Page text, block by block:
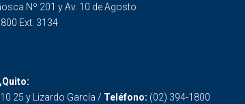
Nº 201 y Av. 10 de Agosto
Ext. 3134
25 y Lizardo García / Teléfono: (02) 394-1800